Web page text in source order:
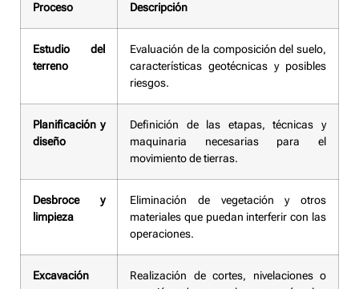
Proceso Descripción
Estudio del
terreno
Evaluación de la composición del suelo,
características geotécnicas y posibles
riesgos.
Planificación y
diseño
Definición de las etapas, técnicas y
maquinaria necesarias para el
movimiento de tierras.
Desbroce y
limpieza
Eliminación de vegetación y otros
materiales que puedan interferir con las
operaciones.
Excavación
Realización de cortes, nivelaciones o